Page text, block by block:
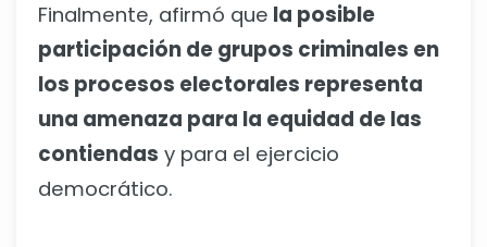
Finalmente, afirmó que la posible
participación de grupos criminales en
los procesos electorales representa
una amenaza para la equidad de las
contiendas y para el ejercicio
democrático.